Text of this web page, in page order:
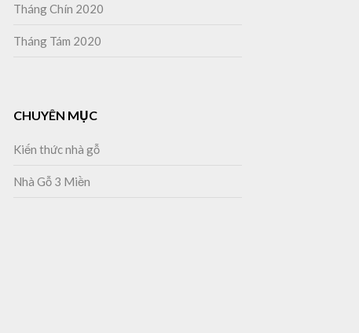
Tháng Chín 2020
Tháng Tám 2020
CHUYÊN MỤC
Kiến thức nhà gỗ
Nhà Gỗ 3 Miền